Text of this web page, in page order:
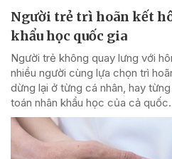
Người trẻ trì hoãn kết
khẩu học quốc gia
Người trẻ không quay lưng với
nhiều người cùng lựa chọn trì
dừng lại ở từng cá nhân, hay
toán nhân khẩu học của cả